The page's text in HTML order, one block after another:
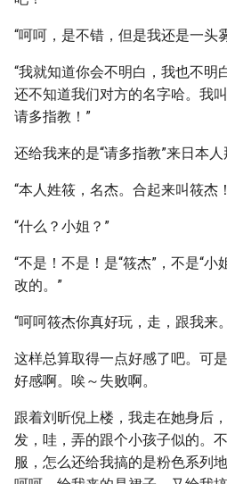
“呵呵，是不错，但是我还是一头
“我就知道你会不明白，我也不明
还不知道我们对方的名字哈。我
请多指教！”
还给我来的是“请多指教”来日本人
“本人姓筱，名杰。合起来叫筱杰
“什么？小姐？”
“不是！不是！是“筱杰”，不是“
改的。”
“呵呵筱杰你真好玩，走，跟我来
这样总算取得一点好感了吧。可
好感啊。唉～失败啊。
跟着刘昕倪上楼，我走在她身后
发，哇，弄的跟个小孩子似的。
服，怎么还给我搞的是粉色系列